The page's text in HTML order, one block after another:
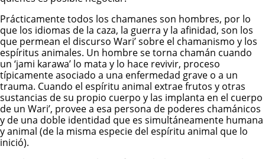
Prácticamente todos los chamanes son hombres, por lo
que los idiomas de la caza, la guerra y la afinidad, son los
que permean el discurso Wari’ sobre el chamanismo y los
espíritus animales. Un hombre se torna chamán cuando
un ‘jami karawa’ lo mata y lo hace revivir, proceso
típicamente asociado a una enfermedad grave o a un
trauma. Cuando el espíritu animal extrae frutos y otras
sustancias de su propio cuerpo y las implanta en el cuerpo
de un Wari’, provee a esa persona de poderes chamánicos
y de una doble identidad que es simultáneamente humana
y animal (de la misma especie del espíritu animal que lo
inició).